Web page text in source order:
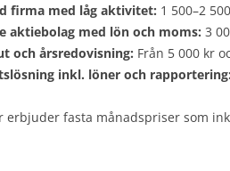
firma med låg aktivitet: 1 500–2
aktiebolag med lön och moms: 3
och årsredovisning: Från 5 000 kr
inkl. löner och rapportering:
erbjuder fasta månadspriser som